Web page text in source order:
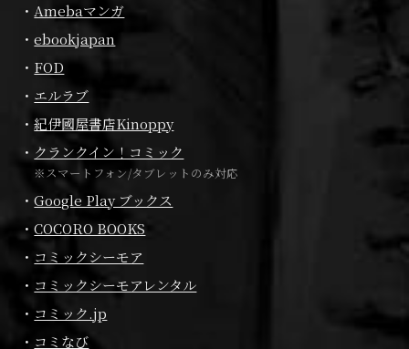
Amebaマンガ
ebookjapan
FOD
エルラブ
紀伊國屋書店Kinoppy
クランクイン！コミック
※スマートフォン/タブレットのみ対応
Google Play ブックス
COCORO BOOKS
コミックシーモア
コミックシーモアレンタル
コミック.jp
コミなび